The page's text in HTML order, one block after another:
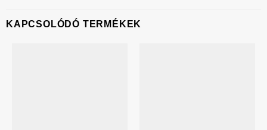
KAPCSOLÓDÓ TERMÉKEK